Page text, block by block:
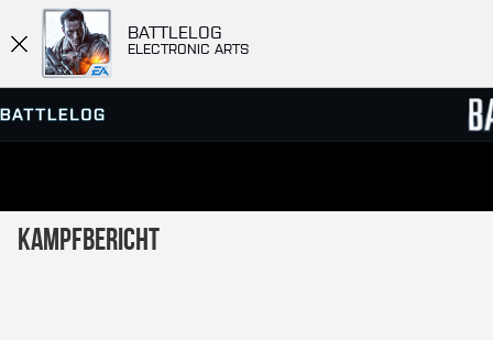
BATTLELOG
ELECTRONIC ARTS
SERVER-BROWSER
Kampfbericht